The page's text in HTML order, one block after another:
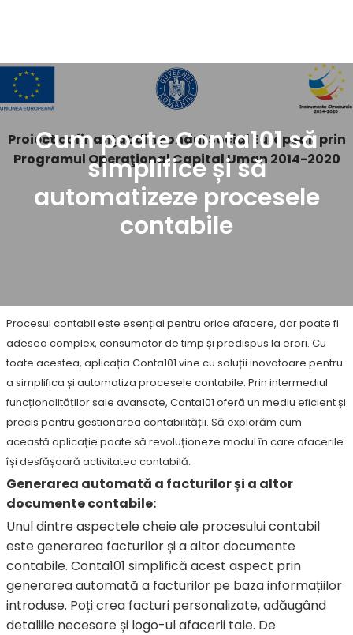
Proiect cofinanţat din Fondul Social European prin
Programul Operaţional Capital Uman 2014-2020
Cum poate Conta101 să
simplifice și să
automatizeze procesele
contabile
Procesul contabil este esențial pentru orice afacere, dar poate fi
adesea complex, consumator de timp și predispus la erori. Cu
toate acestea, aplicația Conta101 vine cu soluții inovatoare pentru
a simplifica și automatiza procesele contabile. Prin intermediul
funcționalităților sale avansate, Conta101 oferă un mediu eficient și
precis pentru gestionarea contabilității. Să explorăm cum
această aplicație poate să revoluționeze modul în care afacerile
își desfășoară activitatea contabilă.
Generarea automată a facturilor și a altor
documente contabile:
Unul dintre aspectele cheie ale procesului contabil
este generarea facturilor și a altor documente
contabile. Conta101 simplifică acest aspect prin
generarea automată a facturilor pe baza informațiilor
introduse. Poți crea facturi personalizate, adăugând
detaliile necesare și logo-ul afacerii tale. De